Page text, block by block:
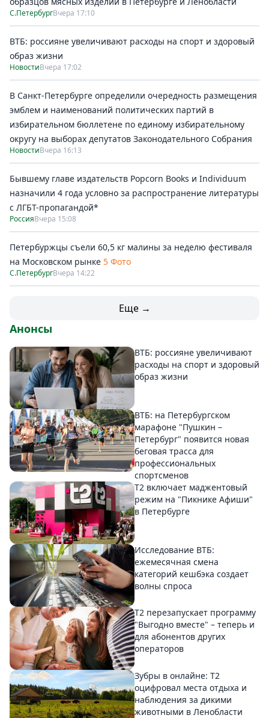
С.ПетербургВчера 17:10
ВТБ: россияне увеличивают расходы на спорт и здоровый
образ жизни
НовостиВчера 17:02
В Санкт-Петербурге определили очередность размещения
эмблем и наименований политических партий в
избирательном бюллетене по единому избирательному
округу на выборах депутатов Законодательного Собрания
НовостиВчера 16:13
Бывшему главе издательств Popcorn Books и Individuum
назначили 4 года условно за распространение литературы
с ЛГБТ-пропагандой*
РоссияВчера 15:08
Петербуржцы съели 60,5 кг малины за неделю фестиваля
на Московском рынке 5 Фото
С.ПетербургВчера 14:22
Еще →
Анонсы
ВТБ: россияне увеличивают
расходы на спорт и здоровый
образ жизни
ВТБ: на Петербургском
марафоне "Пушкин –
Петербург" появится новая
беговая трасса для
профессиональных
спортсменов
Т2 включает маджентовый
режим на "Пикнике Афиши"
в Петербурге
Исследование ВТБ:
ежемесячная смена
категорий кешбэка создает
волны спроса
Т2 перезапускает программу
"Выгодно вместе" – теперь и
для абонентов других
операторов
Зубры в онлайне: Т2
оцифровал места отдыха и
наблюдения за дикими
животными в Ленобласти